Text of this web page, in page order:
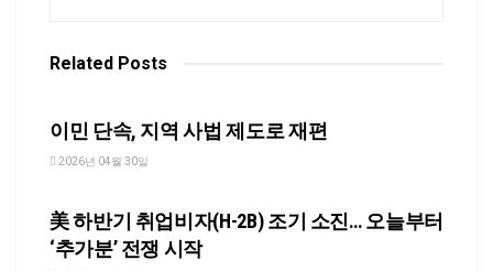
Related Posts
이민 단속, 지역 사법 제도로 재편
2026년 04월 30일
美 하반기 취업비자(H-2B) 조기 소진… 오늘부터
‘추가분’ 전쟁 시작